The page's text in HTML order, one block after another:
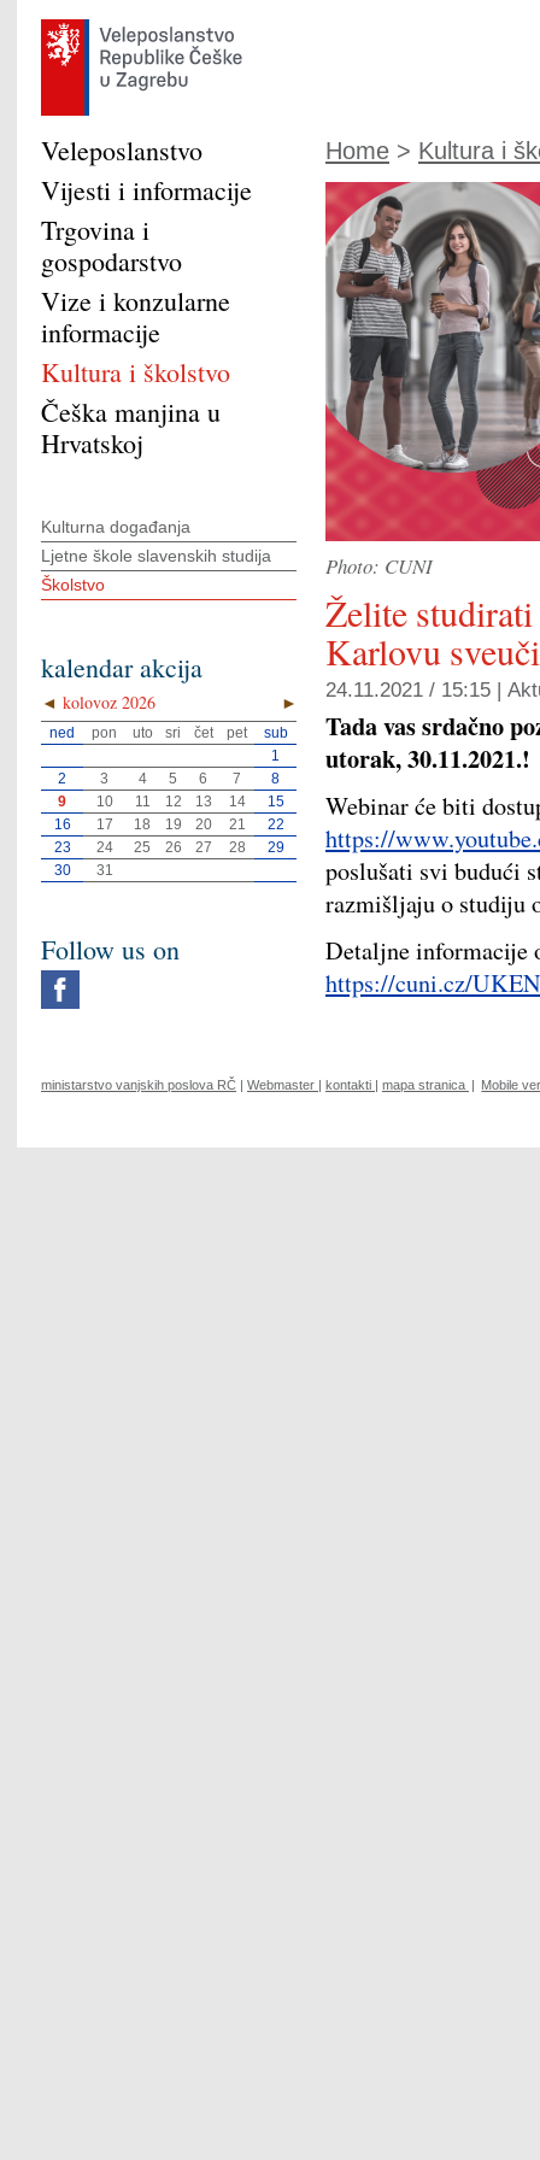
Home > Kultura i
Photo: CUNI
Želite
Karlovu
24.11.2021 / 15:15 |
Tada vas srdačno
utorak, 30.11.2021.!
Webinar će biti
https://
poslušati svi budući
razmišljaju o studiju
Detaljne informacije
https://cuni.cz/
Veleposlanstvo
Vijesti i informacije
Trgovina i
gospodarstvo
Vize i konzularne
informacije
Kultura i školstvo
Češka manjina u
Hrvatskoj
Kulturna događanja
Ljetne škole slavenskih studija
Školstvo
kalendar akcija
◄ ►
kolovoz 2026
ned pon uto sri čet pet
sub
1
2
3 4 5 6 7
8
9
10 11 12 13 14
15
16
17 18 19 20 21
22
23
24 25 26 27 28
29
30
31
Follow us on
ministarstvo vanjskih poslova RČ | Webmaster | kontakti | mapa stranica | Mobile